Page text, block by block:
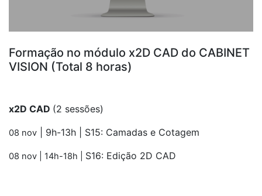
Formação no módulo x2D CAD do CABINET
VISION (Total 8 horas)
x2D CAD (2 sessões)
08 nov | 9h-13h | S15: Camadas e Cotagem
08 nov | 14h-18h | S16: Edição 2D CAD